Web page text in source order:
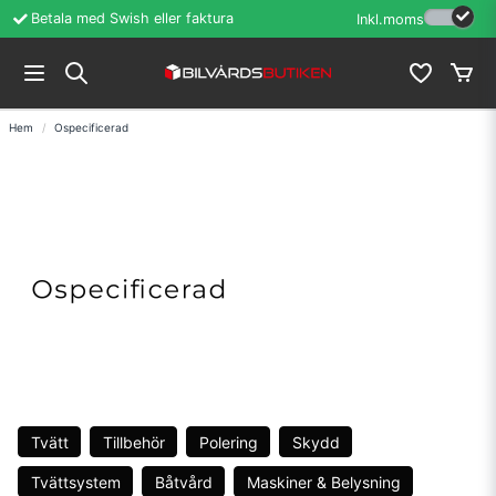
Betala med Swish eller faktura Öppet köp i 60
Inkl.moms
Hem Ospecificerad
Tvätt Tillbehör Polering Skydd
Tvättsystem Båtvård Maskiner & Belysning